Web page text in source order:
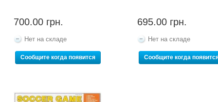
700.00 грн.
Нет на складе
Сообщите когда появится
695.00 грн.
Нет на складе
Сообщите когда